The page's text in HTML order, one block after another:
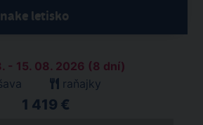
letisko
- 15. 08. 2026 (8 dní)
raňajky
1 419 €